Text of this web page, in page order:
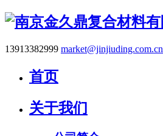
13913382999 market@jinjiuding.com.cn
首页
关于我们